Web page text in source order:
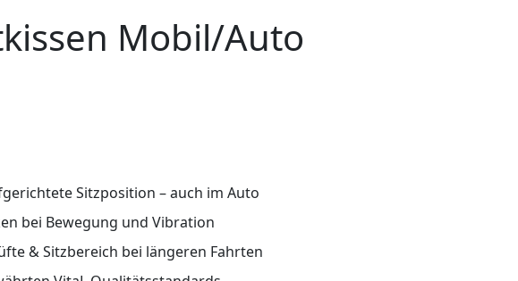
Mobil/Auto
Sitzposition – auch im Auto
bei Bewegung und Vibration
& Sitzbereich bei längeren Fahrten